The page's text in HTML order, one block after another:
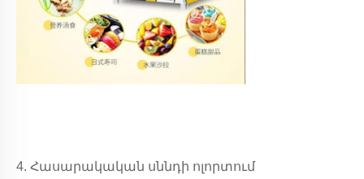
4. Հասարակական սննդի ոլորտում